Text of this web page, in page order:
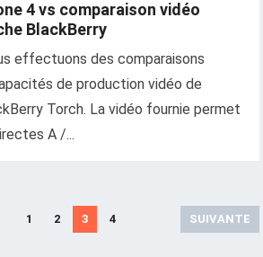
4 vs comparaison vidéo
BlackBerry
effectuons des comparaisons
de production vidéo de
Torch. La vidéo fournie permet
A /...
1 2 3 4 SUIVANTE